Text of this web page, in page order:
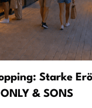
Starke
& SONS